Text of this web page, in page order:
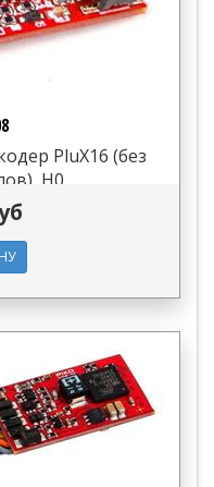
PluX16 (без
H0